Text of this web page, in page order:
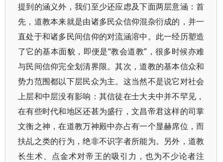
提到的涵义外，我们至少还应虑及下面两层意涵：首
先，道教本来就是由诸多民众信仰混杂衍成的，并一
直处于和诸多民间信仰的对流涵溶中。此一经历塑造
了它的基本面貌，即便是“教会道教”，很多时候亦难
与民间信仰完全划清界限。其次，道教的基本信众和
势力范围都以下层民众为主。这当然不是说它对社会
上层和中层没有影响：其信徒在士大夫中并不罕见，
在有些时代和地区还甚为盛行，文昌帝君这样的司掌
文衡之神，在道教万神殿中亦占有一个显赫席位，而
扶乩之类的行为，绝非不识字者所能为。另外，道教
长生术、点金术对帝王的吸引力，也为不少论者注